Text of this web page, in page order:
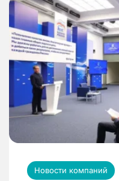
Новости компаний